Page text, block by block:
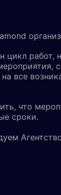
цикл работ,
на все
что
сроки.